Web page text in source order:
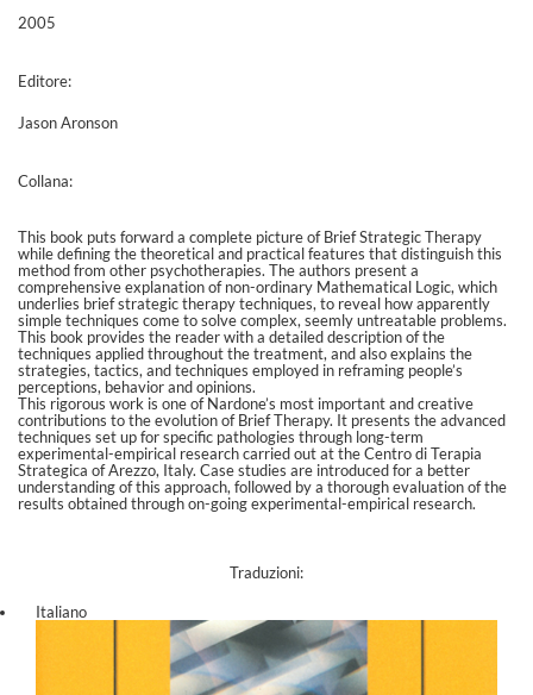
2005
Editore:
Jason Aronson
Collana:
This book puts forward a complete picture of Brief Strategic Therapy
while defining the theoretical and practical features that distinguish this
method from other psychotherapies. The authors present a
comprehensive explanation of non-ordinary Mathematical Logic, which
underlies brief strategic therapy techniques, to reveal how apparently
simple techniques come to solve complex, seemly untreatable problems.
This book provides the reader with a detailed description of the
techniques applied throughout the treatment, and also explains the
strategies, tactics, and techniques employed in reframing people’s
perceptions, behavior and opinions.
This rigorous work is one of Nardone’s most important and creative
contributions to the evolution of Brief Therapy. It presents the advanced
techniques set up for specific pathologies through long-term
experimental-empirical research carried out at the Centro di Terapia
Strategica of Arezzo, Italy. Case studies are introduced for a better
understanding of this approach, followed by a thorough evaluation of the
results obtained through on-going experimental-empirical research.
Traduzioni:
Italiano